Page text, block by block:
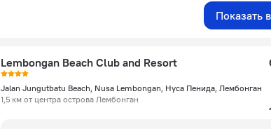
Показать
Lembongan Beach Club and Resort
Jalan Jungutbatu Beach, Nusa Lembongan, Нуса Пенида, Лембонган
1,5 км от центра острова Лембонган